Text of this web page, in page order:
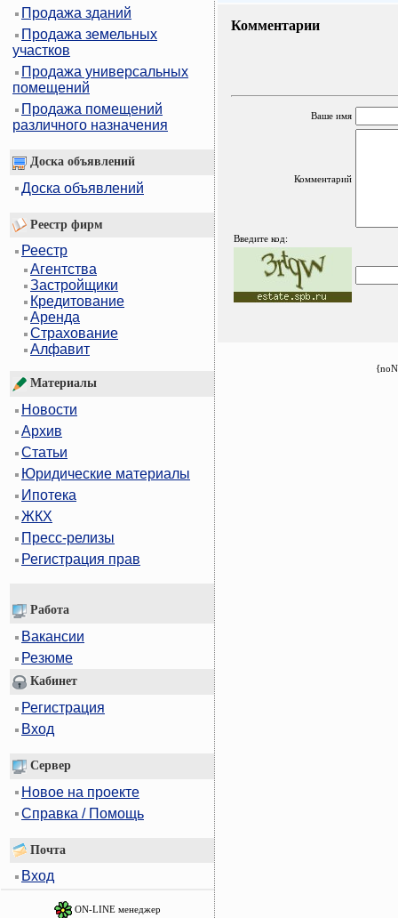
Продажа зданий
Продажа земельных
участков
Продажа универсальных
помещений
Продажа помещений
различного назначения
Доска объявлений
Доска объявлений
Реестр фирм
Реестр
Агентства
Застройщики
Кредитование
Аренда
Страхование
Алфавит
Материалы
Новости
Архив
Статьи
Юридические материалы
Ипотека
ЖКХ
Пресс-релизы
Регистрация прав
Работа
Вакансии
Резюме
Кабинет
Регистрация
Вход
Сервер
Новое на проекте
Справка / Помощь
Почта
Вход
ON-LINE менеджер
Комментарии
Ваше имя
Комментарий
Введите код: